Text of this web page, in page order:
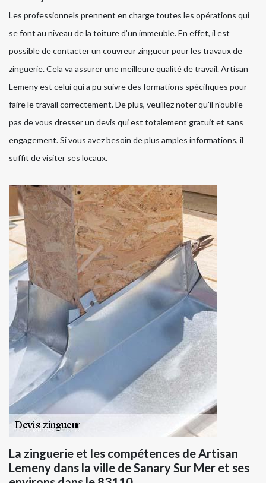
Les professionnels prennent en charge toutes les opérations qui
se font au niveau de la toiture d'un immeuble. En effet, il est
possible de contacter un couvreur zingueur pour les travaux de
zinguerie. Cela va assurer une meilleure qualité de travail. Artisan
Lemeny est celui qui a pu suivre des formations spécifiques pour
faire le travail correctement. De plus, veuillez noter qu'il n'oublie
pas de vous dresser un devis qui est totalement gratuit et sans
engagement. Si vous avez besoin de plus amples informations, il
suffit de visiter ses locaux.
La zinguerie et les compétences de Artisan
Lemeny dans la ville de Sanary Sur Mer et ses